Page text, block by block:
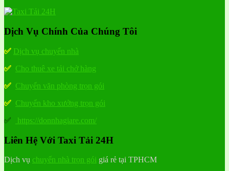
Dịch Vụ Chính Của Chúng Tôi
✅ Dịch vụ chuyển nhà
✅ Cho thuê xe tải chở hàng
✅ Chuyển văn phòng trọn gói
✅ Chuyển kho xưởng trọn gói
✅
https://donnhagiare.com/
Liên Hệ Với Taxi Tải 24H
Dịch vụ chuyển nhà trọn gói giá rẻ tại TPHCM